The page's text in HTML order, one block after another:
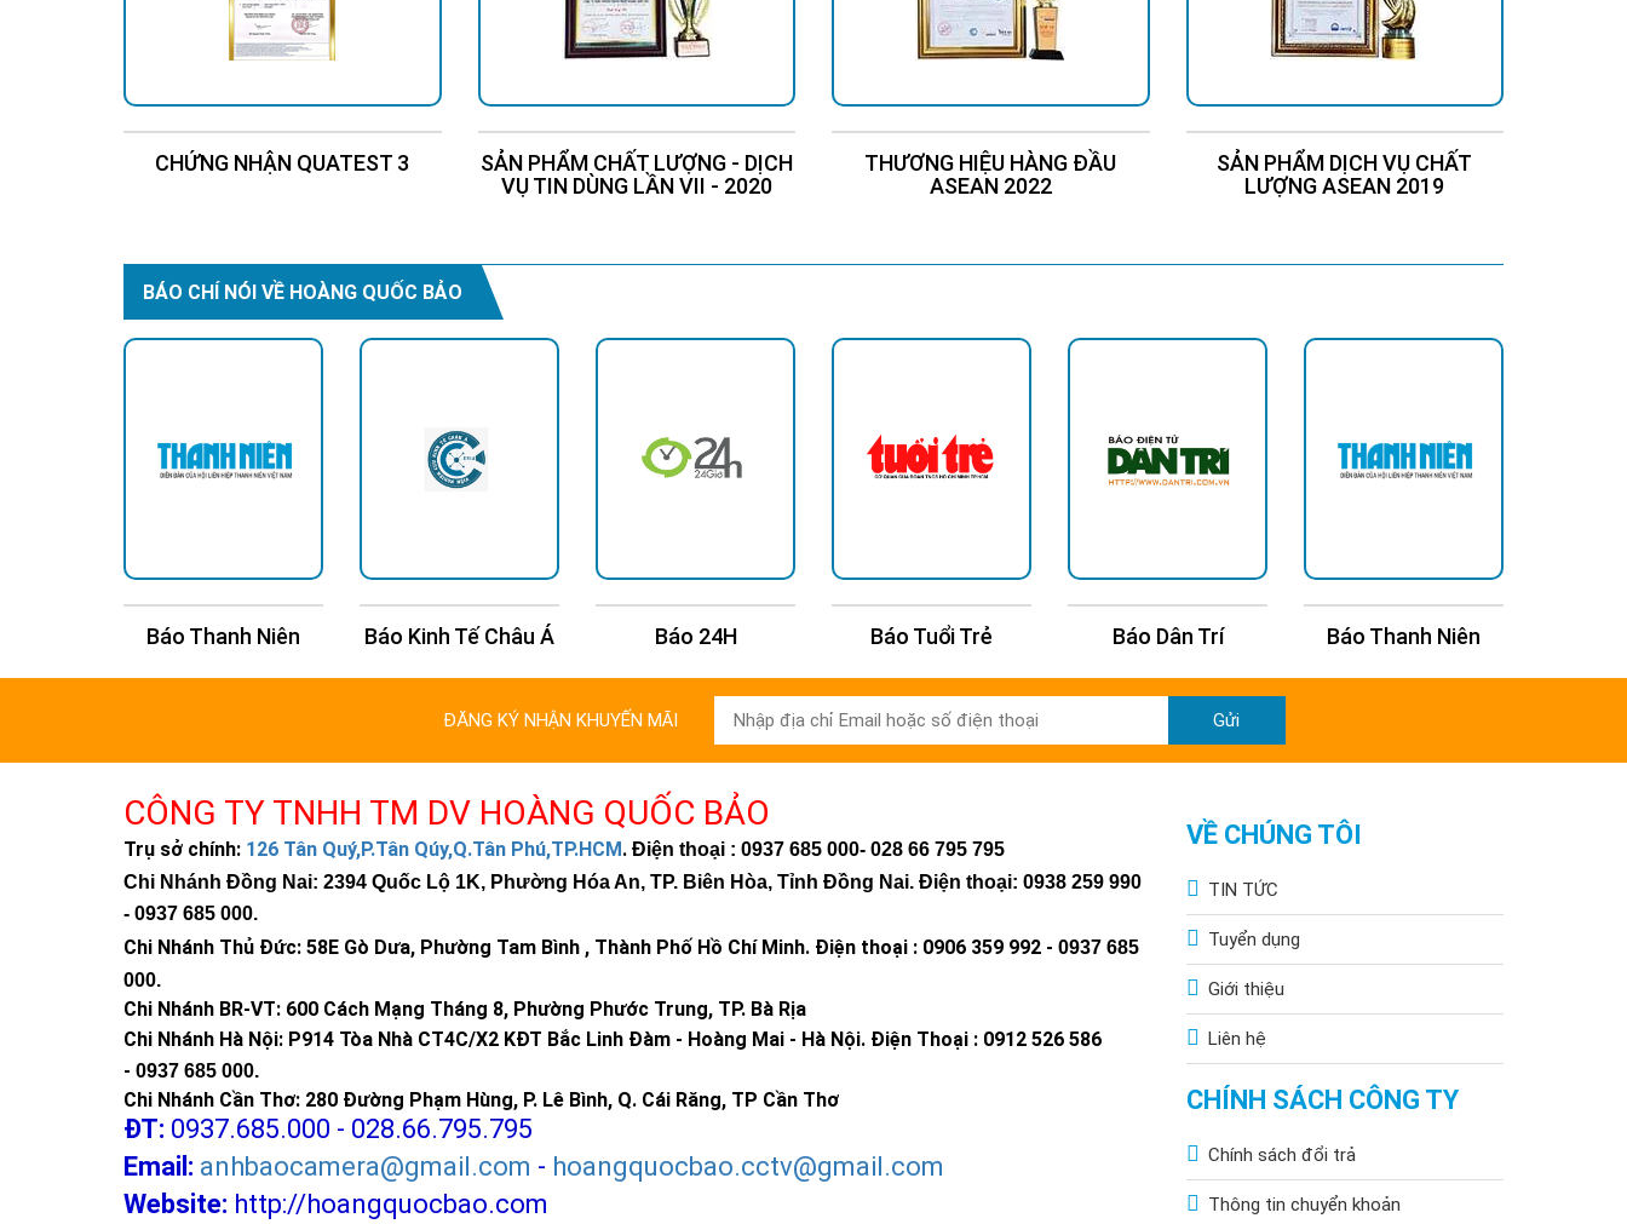
CHỨNG NHẬN QUATEST 3
SẢN PHẨM CHẤT LƯỢNG - DỊCH
VỤ TIN DÙNG LẦN VII - 2020
THƯƠNG HIỆU HÀNG ĐẦU
ASEAN 2022
SẢN PHẨM DỊCH VỤ CHẤT
LƯỢNG ASEAN 2019
BÁO CHÍ NÓI VỀ HOÀNG QUỐC BẢO
Báo Thanh Niên Báo Kinh Tế Châu Á Báo 24H Báo Tuổi Trẻ Báo Dân Trí Báo Thanh Niên
ĐĂNG KÝ NHẬN KHUYẾN MÃI Gửi
CÔNG TY TNHH TM DV HOÀNG QUỐC BẢO
Trụ sở chính: 126 Tân Quý,P.Tân Qúy,Q.Tân Phú,TP.HCM. Điện thoại : 0937 685 000- 028 66 795 795
Chi Nhánh Đồng Nai: 2394 Quốc Lộ 1K, Phường Hóa An, TP. Biên Hòa, Tỉnh Đồng Nai. Điện thoại: 0938 259 990
- 0937 685 000.
Chi Nhánh Thủ Đức: 58E Gò Dưa, Phường Tam Bình , Thành Phố Hồ Chí Minh. Điện thoại : 0906 359 992 - 0937 685
000.
Chi Nhánh BR-VT: 600 Cách Mạng Tháng 8, Phường Phước Trung, TP. Bà Rịa
Chi Nhánh Hà Nội: P914 Tòa Nhà CT4C/X2 KĐT Bắc Linh Đàm - Hoàng Mai - Hà Nội. Điện Thoại : 0912 526 586
- 0937 685 000.
Chi Nhánh Cần Thơ: 280 Đường Phạm Hùng, P. Lê Bình, Q. Cái Răng, TP Cần Thơ
ĐT: 0937.685.000 - 028.66.795.795
Email: anhbaocamera@gmail.com - hoangquocbao.cctv@gmail.com
Website: http://hoangquocbao.com
VỀ CHÚNG TÔI
TIN TỨC
Tuyển dụng
Giới thiệu
Liên hệ
CHÍNH SÁCH CÔNG TY
Chính sách đổi trả
Thông tin chuyển khoản